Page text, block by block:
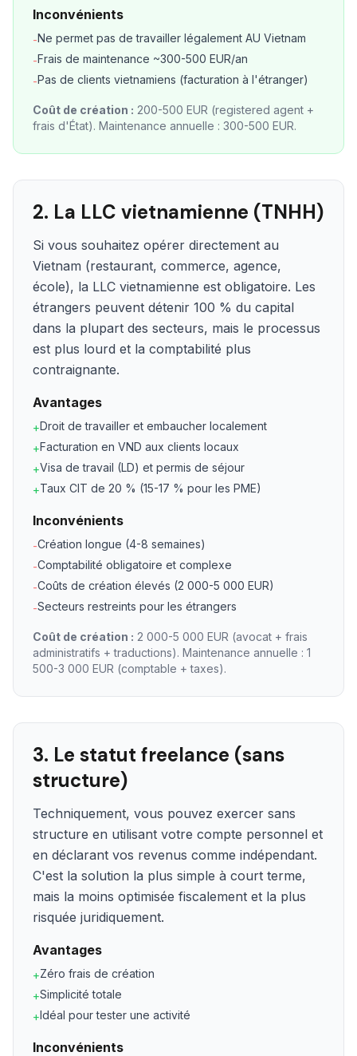
Inconvénients
-Ne permet pas de travailler légalement AU Vietnam
-Frais de maintenance ~300-500 EUR/an
-Pas de clients vietnamiens (facturation à l'étranger)
Coût de création : 200-500 EUR (registered agent +
frais d'État). Maintenance annuelle : 300-500 EUR.
2. La LLC vietnamienne (TNHH)
Si vous souhaitez opérer directement au
Vietnam (restaurant, commerce, agence,
école), la LLC vietnamienne est obligatoire. Les
étrangers peuvent détenir 100 % du capital
dans la plupart des secteurs, mais le processus
est plus lourd et la comptabilité plus
contraignante.
Avantages
+Droit de travailler et embaucher localement
+Facturation en VND aux clients locaux
+Visa de travail (LD) et permis de séjour
+Taux CIT de 20 % (15-17 % pour les PME)
Inconvénients
-Création longue (4-8 semaines)
-Comptabilité obligatoire et complexe
-Coûts de création élevés (2 000-5 000 EUR)
-Secteurs restreints pour les étrangers
Coût de création : 2 000-5 000 EUR (avocat + frais
administratifs + traductions). Maintenance annuelle : 1
500-3 000 EUR (comptable + taxes).
3. Le statut freelance (sans
structure)
Techniquement, vous pouvez exercer sans
structure en utilisant votre compte personnel et
en déclarant vos revenus comme indépendant.
C'est la solution la plus simple à court terme,
mais la moins optimisée fiscalement et la plus
risquée juridiquement.
Avantages
+Zéro frais de création
+Simplicité totale
+Idéal pour tester une activité
Inconvénients